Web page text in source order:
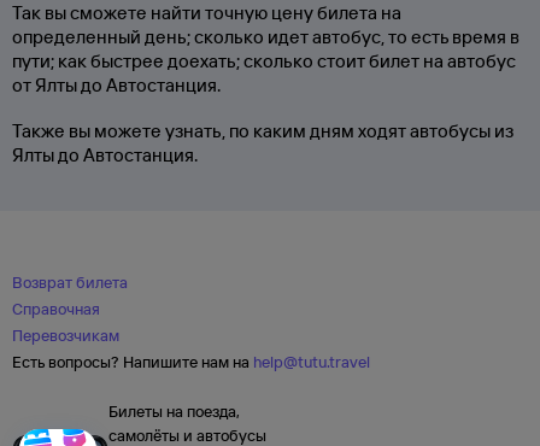
Так вы сможете найти точную цену билета на
определенный день; сколько идет автобус, то есть время в
пути; как быстрее доехать; сколько стоит билет на автобус
от Ялты до Автостанция.
Также вы можете узнать, по каким дням ходят автобусы из
Ялты до Автостанция.
Возврат билета
Справочная
Перевозчикам
Есть вопросы? Напишите нам на help@tutu.travel
Билеты на поезда,
самолёты и автобусы